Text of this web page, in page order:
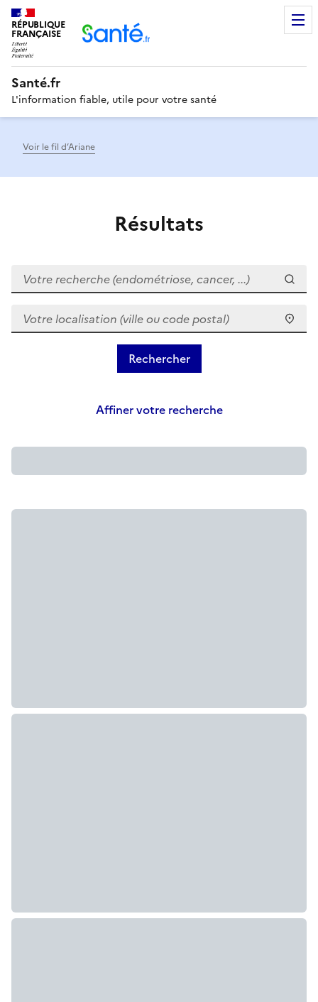
RÉPUBLIQUE
FRANÇAISE
Santé.fr
L'information fiable, utile pour votre santé
Voir le fil d’Ariane
Résultats
Votre recherche (endométriose, cancer, ...)
Votre localisation (ville ou code postal)
Affiner votre recherche